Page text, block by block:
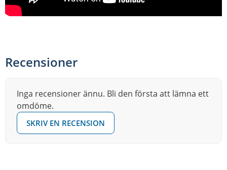
Recensioner
Inga recensioner ännu. Bli den första att lämna ett
omdöme.
SKRIV EN RECENSION